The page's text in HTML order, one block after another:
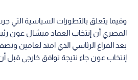
وفيما يتعلق بالتطورات السياسية التي
المصري أن إنتخاب العماد ميشال عون
بعد الفراغ الرئاسي الذي امتد لعامين
إنتخاب عون جاء نتيجة توافق خارجي قبل أن